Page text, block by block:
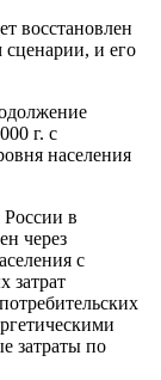
восстановлен
сценарии, и его
г. с
населения
России в
через
с
затрат
затраты по